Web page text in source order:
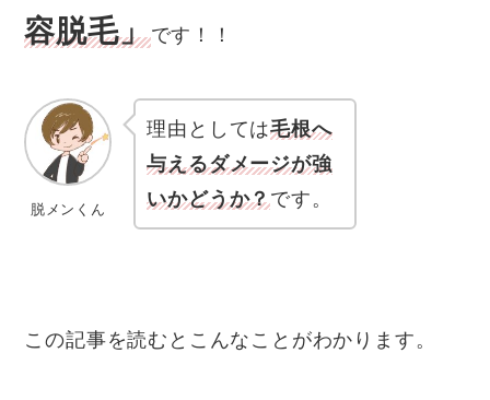
容脱毛」です！！
脱メンくん
理由としては毛根へ
与えるダメージが強
いかどうか？です。
この記事を読むとこんなことがわかります。